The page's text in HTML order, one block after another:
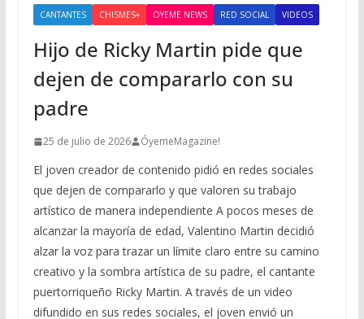
CANTANTES CHISMES+ OYEME NEWS RED SOCIAL VIDEOS
Hijo de Ricky Martin pide que
dejen de compararlo con su
padre
25 de julio de 2026 ÓyemeMagazine!
El joven creador de contenido pidió en redes sociales
que dejen de compararlo y que valoren su trabajo
artístico de manera independiente A pocos meses de
alcanzar la mayoría de edad, Valentino Martin decidió
alzar la voz para trazar un límite claro entre su camino
creativo y la sombra artística de su padre, el cantante
puertorriqueño Ricky Martin. A través de un video
difundido en sus redes sociales, el joven envió un